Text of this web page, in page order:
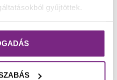
gyűjtöttek.
újra
és türelmüket!☀️